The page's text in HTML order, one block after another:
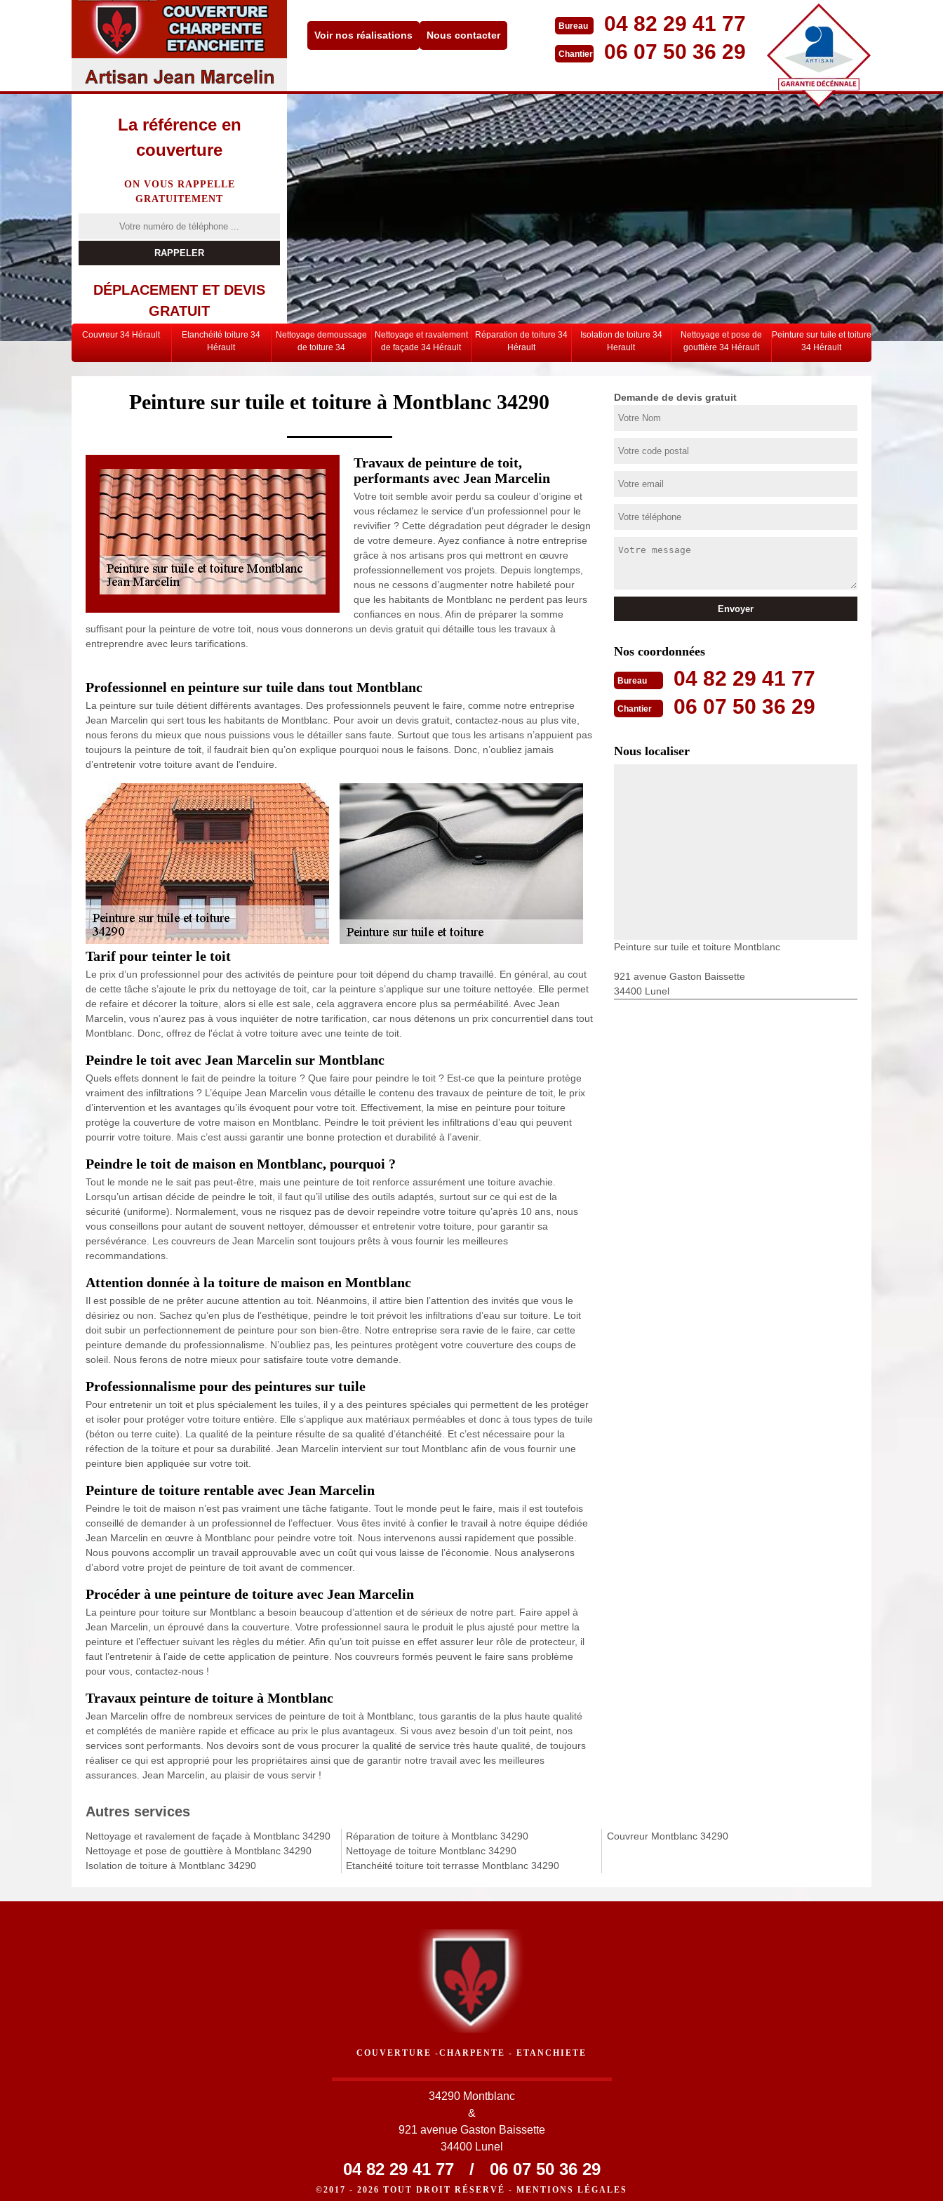
Voir nos réalisations Nous contacter
Bureau 04 82 29 41 77
Chantier 06 07 50 36 29
La référence en
couverture
ON VOUS RAPPELLE
GRATUITEMENT
DÉPLACEMENT ET DEVIS
GRATUIT
Couvreur 34 Hérault
Etanchéité toiture 34
Hérault
Nettoyage demoussage
de toiture 34
Nettoyage et ravalement
de façade 34 Hérault
Réparation de toiture 34
Hérault
Isolation de toiture 34
Herault
Nettoyage et pose de
gouttière 34 Hérault
Peinture sur tuile et toiture
34 Hérault
Peinture sur tuile et toiture à Montblanc 34290
Travaux de peinture de toit,
performants avec Jean Marcelin
Votre toit semble avoir perdu sa couleur d’origine et
vous réclamez le service d’un professionnel pour le
revivifier ? Cette dégradation peut dégrader le design
de votre demeure. Ayez confiance à notre entreprise
grâce à nos artisans pros qui mettront en œuvre
professionnellement vos projets. Depuis longtemps,
nous ne cessons d’augmenter notre habileté pour
que les habitants de Montblanc ne perdent pas leurs
confiances en nous. Afin de préparer la somme
suffisant pour la peinture de votre toit, nous vous donnerons un devis gratuit qui détaille tous les travaux à
entreprendre avec leurs tarifications.
Professionnel en peinture sur tuile dans tout Montblanc
La peinture sur tuile détient différents avantages. Des professionnels peuvent le faire, comme notre entreprise
Jean Marcelin qui sert tous les habitants de Montblanc. Pour avoir un devis gratuit, contactez-nous au plus vite,
nous ferons du mieux que nous puissions vous le détailler sans faute. Surtout que tous les artisans n’appuient pas
toujours la peinture de toit, il faudrait bien qu’on explique pourquoi nous le faisons. Donc, n’oubliez jamais
d’entretenir votre toiture avant de l’enduire.
Tarif pour teinter le toit
Le prix d’un professionnel pour des activités de peinture pour toit dépend du champ travaillé. En général, au cout
de cette tâche s’ajoute le prix du nettoyage de toit, car la peinture s’applique sur une toiture nettoyée. Elle permet
de refaire et décorer la toiture, alors si elle est sale, cela aggravera encore plus sa perméabilité. Avec Jean
Marcelin, vous n’aurez pas à vous inquiéter de notre tarification, car nous détenons un prix concurrentiel dans tout
Montblanc. Donc, offrez de l'éclat à votre toiture avec une teinte de toit.
Peindre le toit avec Jean Marcelin sur Montblanc
Quels effets donnent le fait de peindre la toiture ? Que faire pour peindre le toit ? Est-ce que la peinture protège
vraiment des infiltrations ? L’équipe Jean Marcelin vous détaille le contenu des travaux de peinture de toit, le prix
d’intervention et les avantages qu’ils évoquent pour votre toit. Effectivement, la mise en peinture pour toiture
protège la couverture de votre maison en Montblanc. Peindre le toit prévient les infiltrations d’eau qui peuvent
pourrir votre toiture. Mais c’est aussi garantir une bonne protection et durabilité à l’avenir.
Peindre le toit de maison en Montblanc, pourquoi ?
Tout le monde ne le sait pas peut-être, mais une peinture de toit renforce assurément une toiture avachie.
Lorsqu’un artisan décide de peindre le toit, il faut qu’il utilise des outils adaptés, surtout sur ce qui est de la
sécurité (uniforme). Normalement, vous ne risquez pas de devoir repeindre votre toiture qu’après 10 ans, nous
vous conseillons pour autant de souvent nettoyer, démousser et entretenir votre toiture, pour garantir sa
persévérance. Les couvreurs de Jean Marcelin sont toujours prêts à vous fournir les meilleures
recommandations.
Attention donnée à la toiture de maison en Montblanc
Il est possible de ne prêter aucune attention au toit. Néanmoins, il attire bien l’attention des invités que vous le
désiriez ou non. Sachez qu’en plus de l’esthétique, peindre le toit prévoit les infiltrations d’eau sur toiture. Le toit
doit subir un perfectionnement de peinture pour son bien-être. Notre entreprise sera ravie de le faire, car cette
peinture demande du professionnalisme. N’oubliez pas, les peintures protègent votre couverture des coups de
soleil. Nous ferons de notre mieux pour satisfaire toute votre demande.
Professionnalisme pour des peintures sur tuile
Pour entretenir un toit et plus spécialement les tuiles, il y a des peintures spéciales qui permettent de les protéger
et isoler pour protéger votre toiture entière. Elle s’applique aux matériaux perméables et donc à tous types de tuile
(béton ou terre cuite). La qualité de la peinture résulte de sa qualité d’étanchéité. Et c’est nécessaire pour la
réfection de la toiture et pour sa durabilité. Jean Marcelin intervient sur tout Montblanc afin de vous fournir une
peinture bien appliquée sur votre toit.
Peinture de toiture rentable avec Jean Marcelin
Peindre le toit de maison n’est pas vraiment une tâche fatigante. Tout le monde peut le faire, mais il est toutefois
conseillé de demander à un professionnel de l’effectuer. Vous êtes invité à confier le travail à notre équipe dédiée
Jean Marcelin en œuvre à Montblanc pour peindre votre toit. Nous intervenons aussi rapidement que possible.
Nous pouvons accomplir un travail approuvable avec un coût qui vous laisse de l’économie. Nous analyserons
d’abord votre projet de peinture de toit avant de commencer.
Procéder à une peinture de toiture avec Jean Marcelin
La peinture pour toiture sur Montblanc a besoin beaucoup d’attention et de sérieux de notre part. Faire appel à
Jean Marcelin, un éprouvé dans la couverture. Votre professionnel saura le produit le plus ajusté pour mettre la
peinture et l’effectuer suivant les règles du métier. Afin qu’un toit puisse en effet assurer leur rôle de protecteur, il
faut l’entretenir à l’aide de cette application de peinture. Nos couvreurs formés peuvent le faire sans problème
pour vous, contactez-nous !
Travaux peinture de toiture à Montblanc
Jean Marcelin offre de nombreux services de peinture de toit à Montblanc, tous garantis de la plus haute qualité
et complétés de manière rapide et efficace au prix le plus avantageux. Si vous avez besoin d'un toit peint, nos
services sont performants. Nos devoirs sont de vous procurer la qualité de service très haute qualité, de toujours
réaliser ce qui est approprié pour les propriétaires ainsi que de garantir notre travail avec les meilleures
assurances. Jean Marcelin, au plaisir de vous servir !
Demande de devis gratuit
Nos coordonnées
Bureau 04 82 29 41 77
Chantier 06 07 50 36 29
Nous localiser
Peinture sur tuile et toiture Montblanc
921 avenue Gaston Baissette
34400 Lunel
Autres services
Nettoyage et ravalement de façade à Montblanc 34290
Nettoyage et pose de gouttière à Montblanc 34290
Isolation de toiture à Montblanc 34290
Réparation de toiture à Montblanc 34290
Nettoyage de toiture Montblanc 34290
Etanchéité toiture toit terrasse Montblanc 34290
Couvreur Montblanc 34290
COUVERTURE -CHARPENTE - ETANCHIETE
34290 Montblanc
&
921 avenue Gaston Baissette
34400 Lunel
04 82 29 41 77 / 06 07 50 36 29
©2017 - 2026 TOUT DROIT RÉSERVÉ - MENTIONS LÉGALES